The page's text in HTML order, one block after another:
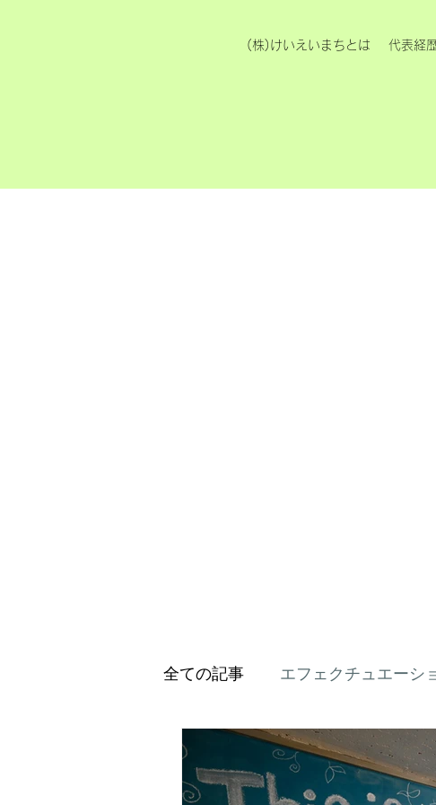
(株)けいえいまちとは 代表経
全ての記事 エフェクチュエーシ